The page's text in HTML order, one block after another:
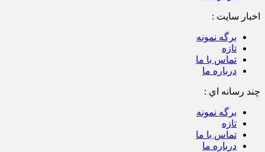
اخبار سایت :
برگه نمونه
تازه
تماس با ما
درباره ما
چند رسانه اي :
برگه نمونه
تازه
تماس با ما
درباره ما